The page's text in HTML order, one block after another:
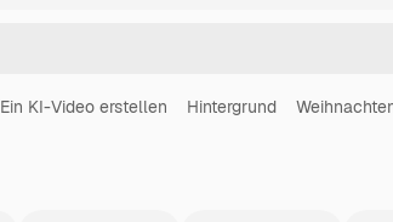
Ein KI-Video erstellen Hintergrund